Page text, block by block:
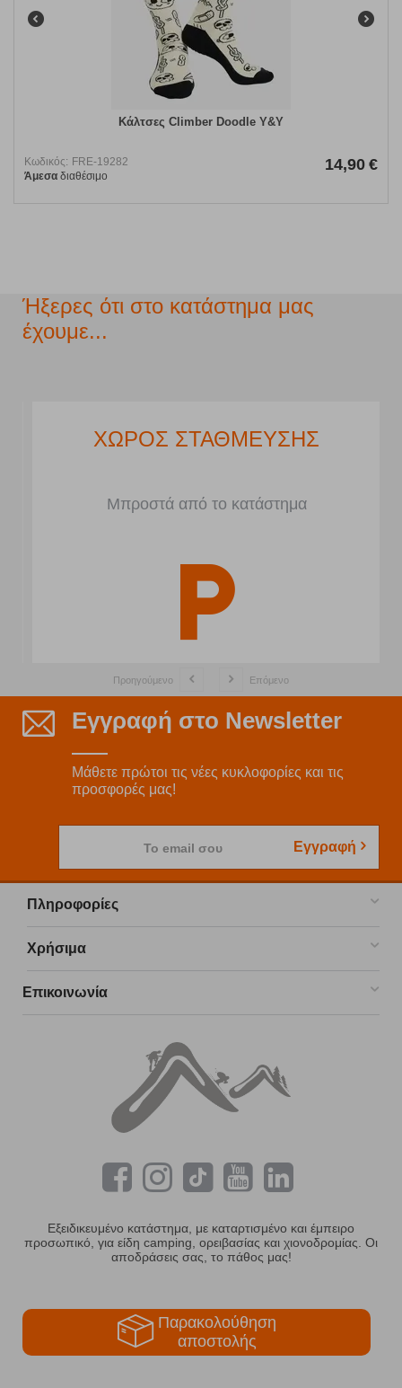
Κάλτσες Climber Doodle Y&Y
Κωδικός: FRE-19282
Άμεσα διαθέσιμο
14,90 €
Ήξερες ότι στο κατάστημα μας
έχουμε...
ΧΩΡΟΣ ΣΤΑΘΜΕΥΣΗΣ
Μπροστά από το κατάστημα
Προηγούμενο Επόμενο
Εγγραφή στο Newsletter
Μάθετε πρώτοι τις νέες κυκλοφορίες και τις
προσφορές μας!
Το email σου Εγγραφή
Πληροφορίες
Χρήσιμα
Επικοινωνία
Εξειδικευμένο κατάστημα, με καταρτισμένο και έμπειρο
προσωπικό, για είδη camping, ορειβασίας και χιονοδρομίας. Οι
αποδράσεις σας, το πάθος μας!
Παρακολούθηση
αποστολής